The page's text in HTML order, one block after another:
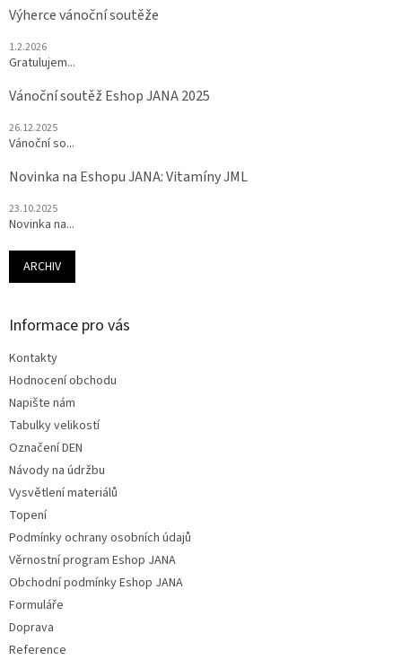
Výherce vánoční soutěže
1.2.2026
Gratulujem...
Vánoční soutěž Eshop JANA 2025
26.12.2025
Vánoční so...
Novinka na Eshopu JANA: Vitamíny JML
23.10.2025
Novinka na...
ARCHIV
Informace pro vás
Kontakty
Hodnocení obchodu
Napište nám
Tabulky velikostí
Označení DEN
Návody na údržbu
Vysvětlení materiálů
Topení
Podmínky ochrany osobních údajů
Věrnostní program Eshop JANA
Obchodní podmínky Eshop JANA
Formuláře
Doprava
Reference